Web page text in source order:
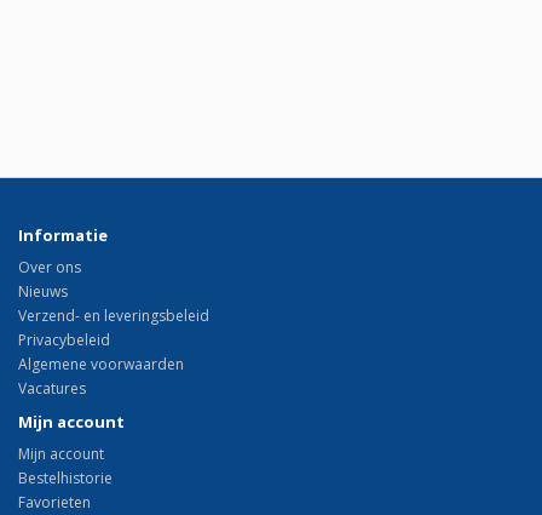
Informatie
Over ons
Nieuws
Verzend- en leveringsbeleid
Privacybeleid
Algemene voorwaarden
Vacatures
Mijn account
Mijn account
Bestelhistorie
Favorieten